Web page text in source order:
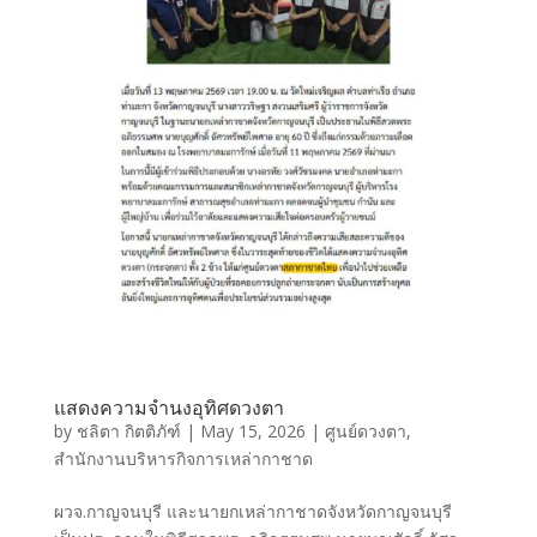
แสดงความจำนงอุทิศดวงตา
by ชลิตา กิตติภัฑ์ | May 15, 2026 | ศูนย์ดวงตา,
สำนักงานบริหารกิจการเหล่ากาชาด
ผวจ.กาญจนบุรี และนายกเหล่ากาชาดจังหวัดกาญจนบุรี